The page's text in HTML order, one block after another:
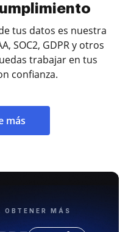
tus datos es nuestra
SOC2, GDPR y otros
trabajar en tus
confianza.
más
MÁS